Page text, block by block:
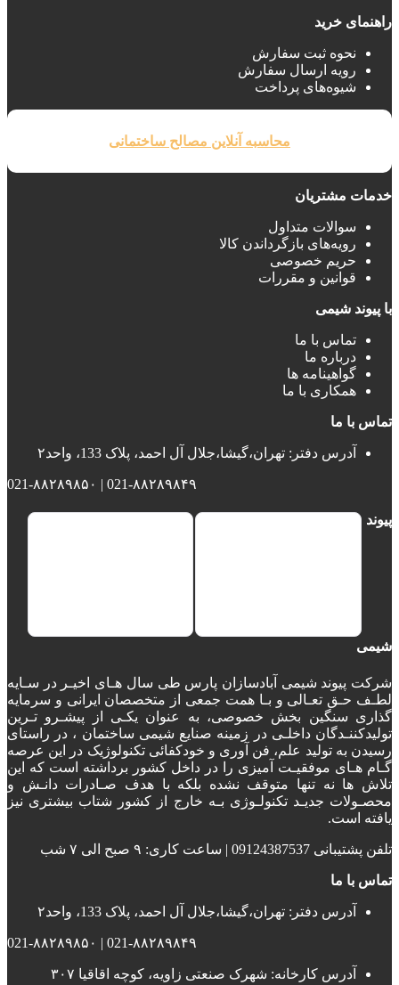
راهنمای خرید
نحوه ثبت سفارش
رویه ارسال سفارش
شیوه‌های پرداخت
محاسبه آنلاین مصالح ساختمانی
خدمات مشتریان
سوالات متداول
رویه‌های بازگرداندن کالا
حریم خصوصی
قوانین و مقررات
با پیوند شیمی
تماس با ما
درباره ما
گواهینامه ها
همکاری با ما
تماس با ما
آدرس دفتر: تهران،گیشا،جلال آل احمد، پلاک 133، واحد۲
021-۸۸۲۸۹۸۴۹ | 021-۸۸۲۸۹۸۵۰
پیوند
شیمی
شرکت پیوند شیمی آبادسازان پارس طی سال هـای اخیـر در سـایه
لطـف حـق تعـالی و بـا همت جمعی از متخصصان ایرانی و سرمایه
گذاری سنگین بخش خصوصی، به عنوان یکـی از پیشـرو تـرین
تولیدکننـدگان داخلـی در زمینه صنایع شیمی ساختمان ، در راستای
رسیدن به تولید علم، فن آوری و خودکفائی تکنولوژیک در این عرصه
گـام هـای موفقیـت آمیزی را در داخل کشور برداشته است که این
تلاش ها نه تنها متوقف نشده بلکه با هدف صـادرات دانـش و
محصـولات جدیـد تکنولـوژی بـه خارج از کشور شتاب بیشتری نیز
یافته است.
تلفن پشتیبانی 09124387537 | ساعت کاری: ۹ صبح الی ۷ شب
تماس با ما
آدرس دفتر: تهران،گیشا،جلال آل احمد، پلاک 133، واحد۲
021-۸۸۲۸۹۸۴۹ | 021-۸۸۲۸۹۸۵۰
آدرس کارخانه: شهرک صنعتی زاویه، کوچه اقاقیا ۳۰۷